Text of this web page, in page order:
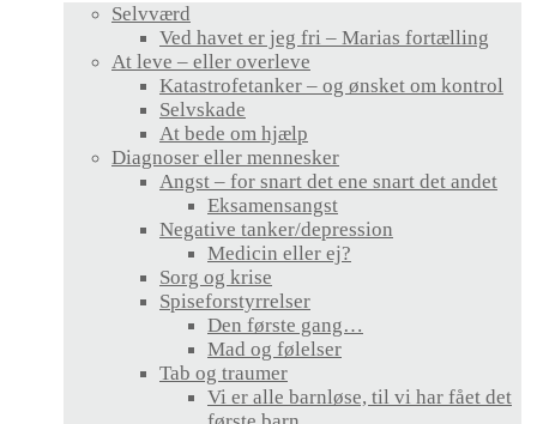
Selvværd
Ved havet er jeg fri – Marias fortælling
At leve – eller overleve
Katastrofetanker – og ønsket om kontrol
Selvskade
At bede om hjælp
Diagnoser eller mennesker
Angst – for snart det ene snart det andet
Eksamensangst
Negative tanker/depression
Medicin eller ej?
Sorg og krise
Spiseforstyrrelser
Den første gang…
Mad og følelser
Tab og traumer
Vi er alle barnløse, til vi har fået det